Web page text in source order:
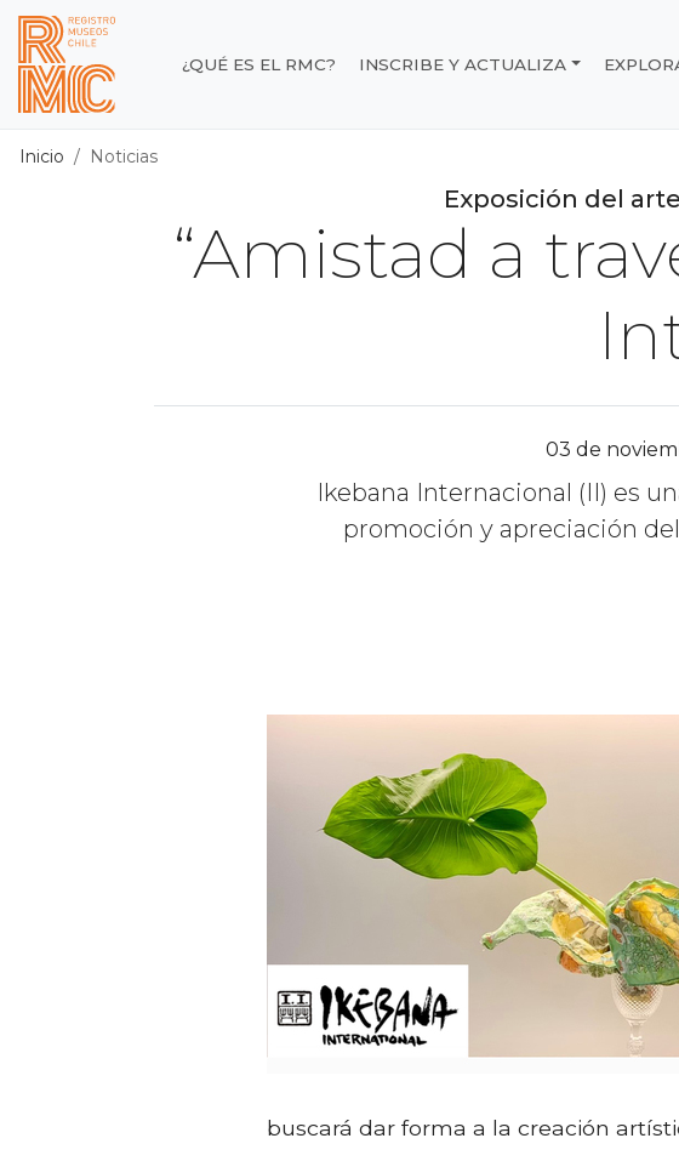
Contenido principal
Registro de Museos de
¿QUÉ ES EL RMC? INSCRIBE Y ACTUALIZA
Inicio Noticias
Exposición del
“Amistad a
03 de
Ikebana Internacional (II) es
promoción y apreciación
buscará dar forma a la creación